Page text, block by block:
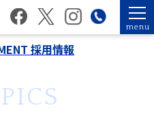
menu
採用情報